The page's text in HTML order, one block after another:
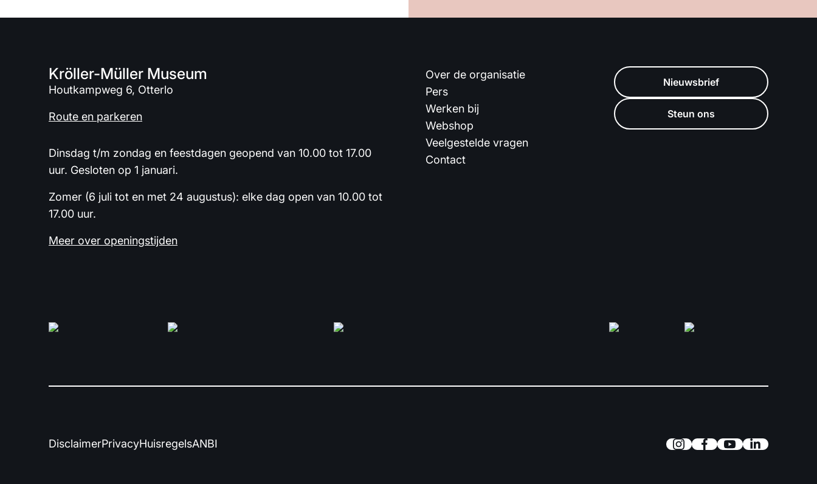
Kröller-Müller Museum
Houtkampweg 6, Otterlo
Route en parkeren
Dinsdag t/m zondag en feestdagen geopend van 10.00 tot 17.00
uur. Gesloten op 1 januari.
Zomer (6 juli tot en met 24 augustus): elke dag open van 10.00 tot
17.00 uur.
Meer over openingstijden
Over de organisatie
Pers
Werken bij
Webshop
Veelgestelde vragen
Contact
Nieuwsbrief
Steun ons
DisclaimerPrivacyHuisregelsANBI